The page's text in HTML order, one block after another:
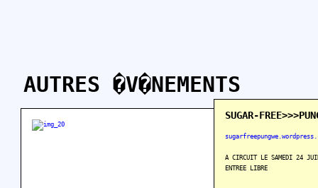
AUTRES �V�NEMENTS
SUGAR-
A CIRCUIT LE SAMEDI 24
ENTREE LIBRE